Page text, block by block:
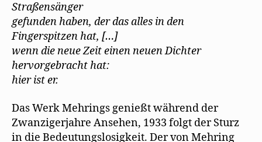
Straßensänger
gefunden haben, der das alles in den
Fingerspitzen hat, […]
wenn die neue Zeit einen neuen Dichter
hervorgebracht hat:
hier ist er.
Das Werk Mehrings genießt während der
Zwanzigerjahre Ansehen, 1933 folgt der Sturz
in die Bedeutungslosigkeit. Der von Mehring